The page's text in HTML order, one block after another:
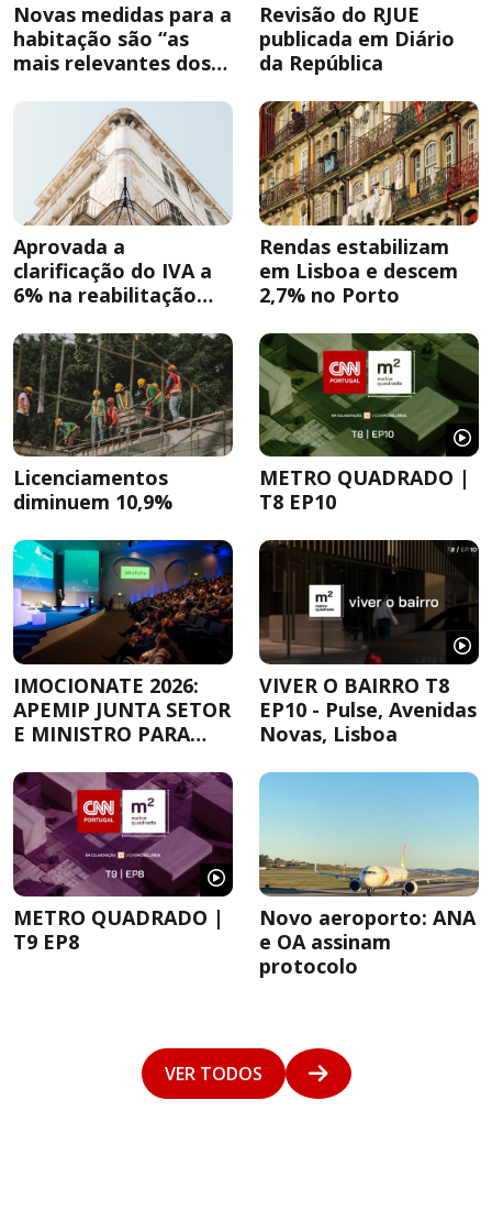
Novas medidas para a
habitação são “as
mais relevantes dos
Revisão do RJUE
publicada em Diário
da República
Aprovada a
clarificação do IVA a
6% na reabilitação
Rendas estabilizam
em Lisboa e descem
2,7% no Porto
Licenciamentos
diminuem 10,9%
METRO QUADRADO |
T8 EP10
IMOCIONATE 2026:
APEMIP JUNTA SETOR
E MINISTRO PARA
HABITAÇÃO
VIVER O BAIRRO T8
EP10 - Pulse, Avenidas
Novas, Lisboa
METRO QUADRADO |
T9 EP8
Novo aeroporto: ANA
e OA assinam
protocolo
VER TODOS